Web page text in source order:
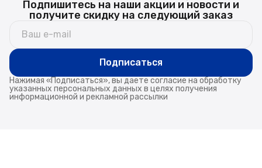
Подпишитесь на наши акции и новости и
получите скидку на следующий заказ
Подписаться
Нажимая «Подписаться», вы даете согласие на обработку
указанных персональных данных в целях получения
информационной и рекламной рассылки